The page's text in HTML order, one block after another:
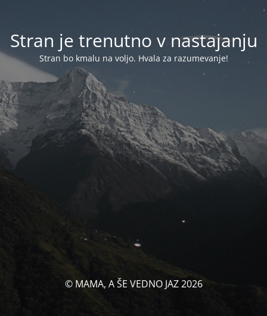
Stran je trenutno v nastajanju
Stran bo kmalu na voljo. Hvala za razumevanje!
© MAMA, A ŠE VEDNO JAZ 2026